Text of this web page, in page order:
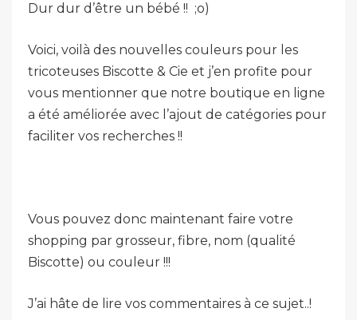
Dur dur d’être un bébé !! ;o)
Voici, voilà des nouvelles couleurs pour les
tricoteuses Biscotte & Cie et j’en profite pour
vous mentionner que notre boutique en ligne
a été améliorée avec l’ajout de catégories pour
faciliter vos recherches !!
Vous pouvez donc maintenant faire votre
shopping par grosseur, fibre, nom (qualité
Biscotte) ou couleur !!!
J’ai hâte de lire vos commentaires à ce sujet..!